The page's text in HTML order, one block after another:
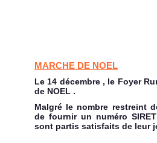
MARCHE DE NOEL
Le 14 décembre , le Foyer
de NOEL .
Malgré le nombre restreint
de fournir un numéro
sont partis satisfaits de leur